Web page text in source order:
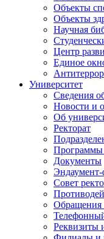
Объекты
Объекты
Научная
Центр
Единое
Антитеррор
Университет
Сведения
Новости и
Об
Ректорат
Программы
Документы
Совет
Обращения
Реквизиты